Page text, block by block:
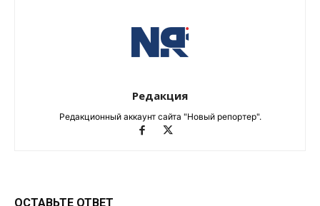
Редакция
Редакционный аккаунт сайта "Новый репортер".
ОСТАВЬТЕ ОТВЕТ